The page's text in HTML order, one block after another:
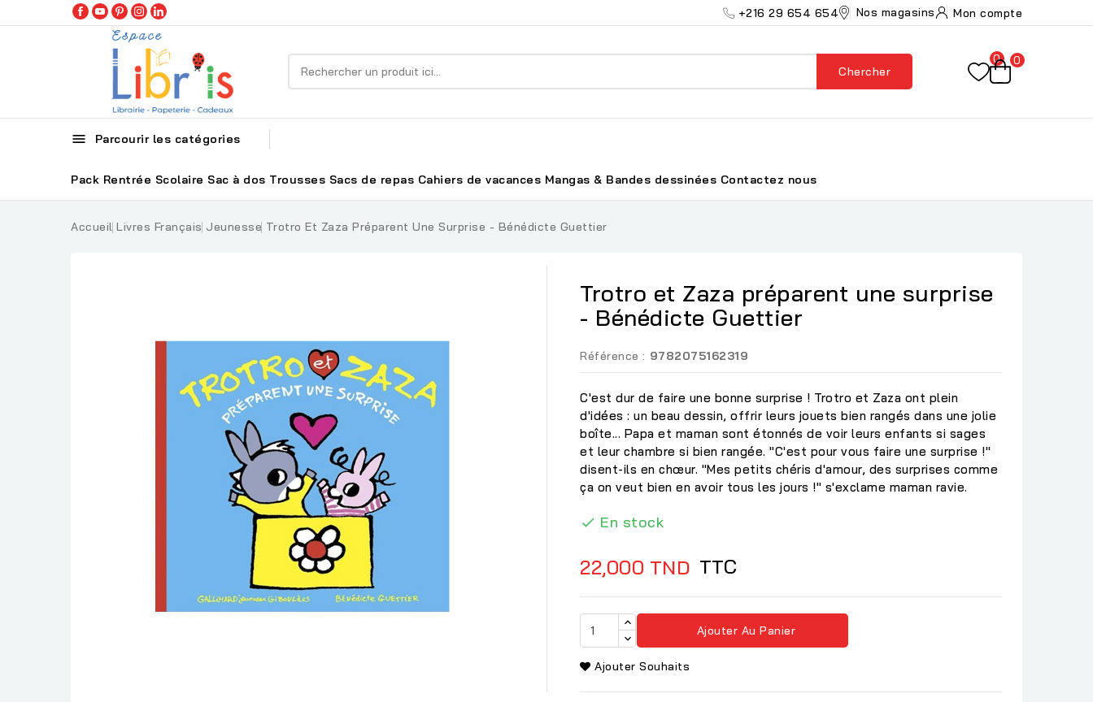
+216 29 654 654 Nos magasins Mon compte
Chercher
0 0
 Parcourir les catégories
Pack Rentrée Scolaire Sac à dos Trousses Sacs de repas Cahiers de vacances Mangas & Bandes dessinées Contactez nous
Accueil Livres Français Jeunesse Trotro Et Zaza Préparent Une Surprise - Bénédicte Guettier
Trotro et Zaza préparent une surprise
- Bénédicte Guettier
Référence : 9782075162319
C'est dur de faire une bonne surprise ! Trotro et Zaza ont plein
d'idées : un beau dessin, offrir leurs jouets bien rangés dans une jolie
boîte... Papa et maman sont étonnés de voir leurs enfants si sages
et leur chambre si bien rangée. "C'est pour vous faire une surprise !"
disent-ils en chœur. "Mes petits chéris d'amour, des surprises comme
ça on veut bien en avoir tous les jours !" s'exclame maman ravie.
 En stock
22,000 TND TTC
Ajouter Au Panier
Ajouter Souhaits